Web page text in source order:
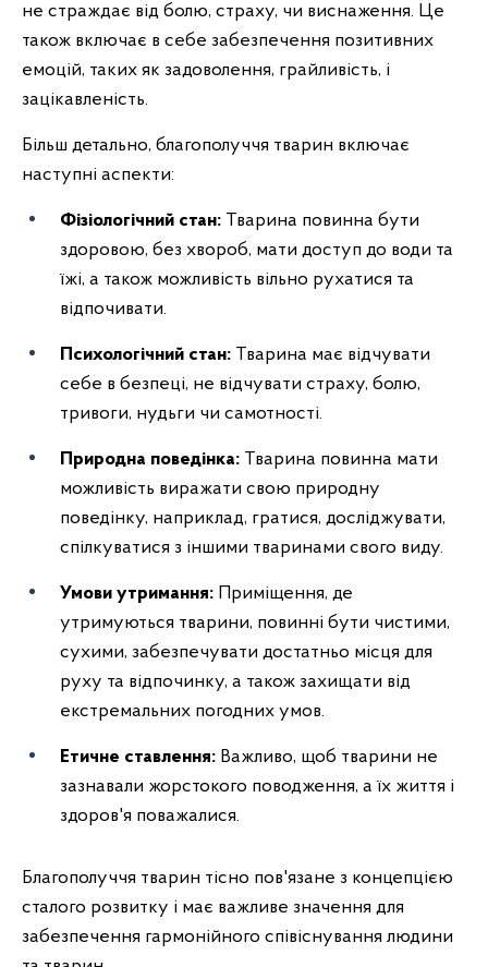
не страждає від болю, страху, чи виснаження. Це
також включає в себе забезпечення позитивних
емоцій, таких як задоволення, грайливість, і
зацікавленість.
Більш детально, благополуччя тварин включає
наступні аспекти:
Фізіологічний стан: Тварина повинна бути
здоровою, без хвороб, мати доступ до води та
їжі, а також можливість вільно рухатися та
відпочивати.
Психологічний стан: Тварина має відчувати
себе в безпеці, не відчувати страху, болю,
тривоги, нудьги чи самотності.
Природна поведінка: Тварина повинна мати
можливість виражати свою природну
поведінку, наприклад, гратися, досліджувати,
спілкуватися з іншими тваринами свого виду.
Умови утримання: Приміщення, де
утримуються тварини, повинні бути чистими,
сухими, забезпечувати достатньо місця для
руху та відпочинку, а також захищати від
екстремальних погодних умов.
Етичне ставлення: Важливо, щоб тварини не
зазнавали жорстокого поводження, а їх життя і
здоров'я поважалися.
Благополуччя тварин тісно пов'язане з концепцією
сталого розвитку і має важливе значення для
забезпечення гармонійного співіснування людини